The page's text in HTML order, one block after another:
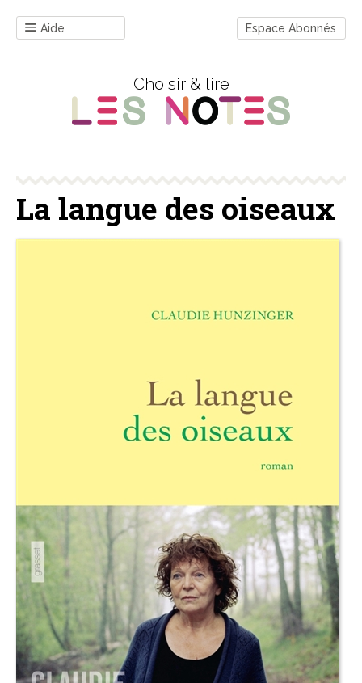
Aide Espace Abonnés
Choisir & lire
La langue des oiseaux